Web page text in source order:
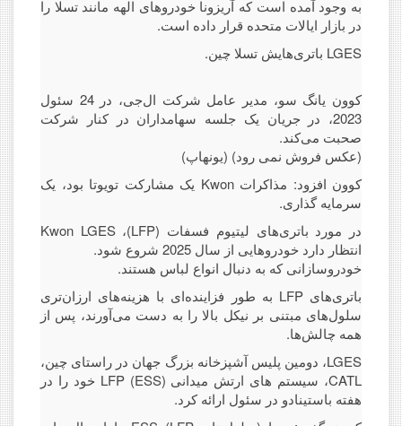
به وجود آمده است که آریزونا خودروهای الهه مانند تسلا را
در بازار ایالات متحده قرار داده است.
LGES باتری‌هایش تسلا چین.
کوون یانگ سو، مدیر عامل شرکت ال‌جی، در 24 سئول
2023، در جریان یک جلسه سهامداران در کنار شرکت
صحبت می‌کند.
(عکس فروش نمی رود) (یونهاپ)
کوون افزود: مذاکرات Kwon یک مشارکت تویوتا بود، یک
سرمایه گذاری.
در مورد باتری‌های لیتیوم فسفات (LFP)، Kwon LGES
انتظار دارد خودروهایی از سال 2025 شروع شود.
خودروسازانی که به دنبال انواع لباس هستند.
باتری‌های LFP به طور فزاینده‌ای با هزینه‌های ارزان‌تری
سلول‌های مبتنی بر نیکل بالا را به دست می‌آورند، پس از
همه چالش‌ها.
LGES، دومین پلیس آشپزخانه بزرگ جهان در راستای چین،
CATL، سیستم های ارتش میدانی LFP (ESS) خود را در
هفته باستینادو در سئول ارائه کرد.